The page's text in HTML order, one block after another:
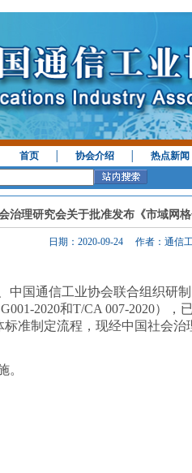
首页 │协会介绍 │热点新闻
治理研究会关于批准发布《市域网
日期：2020-09-24 作者：通信
中国通信工业协会联合组织研
2020和T/CA 007-2020）
准制定流程，现经中国社会
。